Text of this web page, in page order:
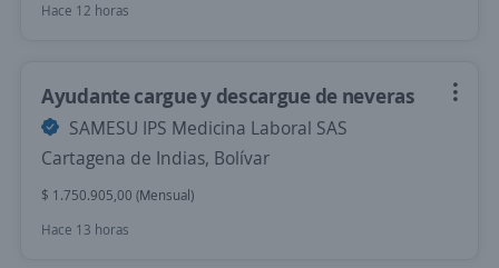
Hace 12 horas
Ayudante cargue y descargue de neveras
SAMESU IPS Medicina Laboral SAS
Cartagena de Indias, Bolívar
$ 1.750.905,00 (Mensual)
Hace 13 horas